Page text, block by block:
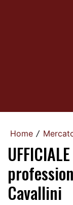
Home /
Cavallini